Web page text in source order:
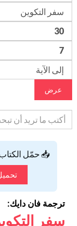
عرض
📥 حمّل
ترجمة فان دايك:
سفر